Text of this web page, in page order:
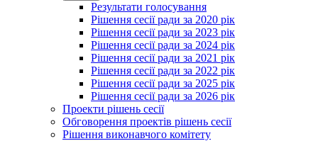
Результати голосування
Рішення сесії ради за 2020 рік
Рішення сесії ради за 2023 рік
Рішення сесії ради за 2024 рік
Рішення сесії ради за 2021 рік
Рішення сесії ради за 2022 рік
Рішення сесії ради за 2025 рік
Рішення сесії ради за 2026 рік
Проекти рішень сесії
Обговорення проектів рішень сесії
Рішення виконавчого комітету